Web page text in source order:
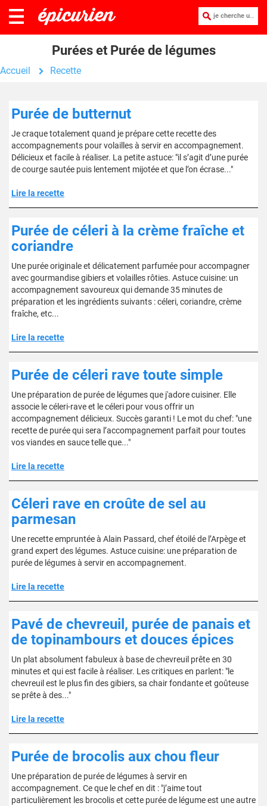
je cherche une recette :
Purées et Purée de légumes
Accueil Recette
Purée de butternut
Je craque totalement quand je prépare cette recette des
accompagnements pour volailles à servir en accompagnement.
Délicieux et facile à réaliser. La petite astuce: "il s’agit d’une purée
de courge sautée puis lentement mijotée et que l’on écrase..."
Lire la recette
Purée de céleri à la crème fraîche et
coriandre
Une purée originale et délicatement parfumée pour accompagner
avec gourmandise gibiers et volailles rôties. Astuce cuisine: un
accompagnement savoureux qui demande 35 minutes de
préparation et les ingrédients suivants : céleri, coriandre, crème
fraîche, etc...
Lire la recette
Purée de céleri rave toute simple
Une préparation de purée de légumes que j'adore cuisiner. Elle
associe le céleri-rave et le céleri pour vous offrir un
accompagnement délicieux. Succès garanti ! Le mot du chef: "une
recette de purée qui sera l’accompagnement parfait pour toutes
vos viandes en sauce telle que..."
Lire la recette
Céleri rave en croûte de sel au
parmesan
Une recette empruntée à Alain Passard, chef étoilé de l’Arpège et
grand expert des légumes. Astuce cuisine: une préparation de
purée de légumes à servir en accompagnement.
Lire la recette
Pavé de chevreuil, purée de panais et
de topinambours et douces épices
Un plat absolument fabuleux à base de chevreuil prête en 30
minutes et qui est facile à réaliser. Les critiques en parlent: "le
chevreuil est le plus fin des gibiers, sa chair fondante et goûteuse
se prête à des..."
Lire la recette
Purée de brocolis aux chou fleur
Une préparation de purée de légumes à servir en
accompagnement. Ce que le chef en dit : "j’aime tout
particulièrement les brocolis et cette purée de légume est une autre